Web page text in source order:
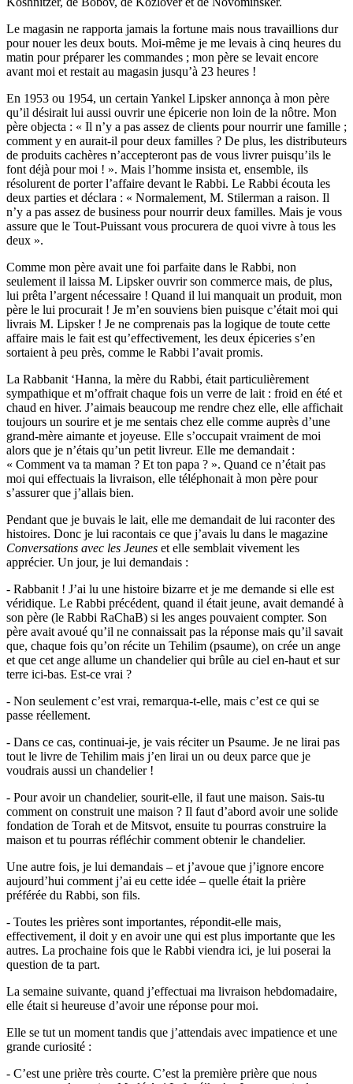
Le magasin ne rapporta jamais la fortune mais nous travaillions dur
pour nouer les deux bouts. Moi-même je me levais à cinq heures du
matin pour préparer les commandes ; mon père se levait encore
avant moi et restait au magasin jusqu’à 23 heures !
En 1953 ou 1954, un certain Yankel Lipsker annonça à mon père
qu’il désirait lui aussi ouvrir une épicerie non loin de la nôtre. Mon
père objecta : « Il n’y a pas assez de clients pour nourrir une famille ;
comment y en aurait-il pour deux familles ? De plus, les distributeurs
de produits cachères n’accepteront pas de vous livrer puisqu’ils le
font déjà pour moi ! ». Mais l’homme insista et, ensemble, ils
résolurent de porter l’affaire devant le Rabbi. Le Rabbi écouta les
deux parties et déclara : « Normalement, M. Stilerman a raison. Il
n’y a pas assez de business pour nourrir deux familles. Mais je vous
assure que le Tout-Puissant vous procurera de quoi vivre à tous les
deux ».
Comme mon père avait une foi parfaite dans le Rabbi, non
seulement il laissa M. Lipsker ouvrir son commerce mais, de plus,
lui prêta l’argent nécessaire ! Quand il lui manquait un produit, mon
père le lui procurait ! Je m’en souviens bien puisque c’était moi qui
livrais M. Lipsker ! Je ne comprenais pas la logique de toute cette
affaire mais le fait est qu’effectivement, les deux épiceries s’en
sortaient à peu près, comme le Rabbi l’avait promis.
La Rabbanit ‘Hanna, la mère du Rabbi, était particulièrement
sympathique et m’offrait chaque fois un verre de lait : froid en été et
chaud en hiver. J’aimais beaucoup me rendre chez elle, elle affichait
toujours un sourire et je me sentais chez elle comme auprès d’une
grand-mère aimante et joyeuse. Elle s’occupait vraiment de moi
alors que je n’étais qu’un petit livreur. Elle me demandait :
« Comment va ta maman ? Et ton papa ? ». Quand ce n’était pas
moi qui effectuais la livraison, elle téléphonait à mon père pour
s’assurer que j’allais bien.
Pendant que je buvais le lait, elle me demandait de lui raconter des
histoires. Donc je lui racontais ce que j’avais lu dans le magazine
Conversations avec les Jeunes et elle semblait vivement les
apprécier. Un jour, je lui demandais :
- Rabbanit ! J’ai lu une histoire bizarre et je me demande si elle est
véridique. Le Rabbi précédent, quand il était jeune, avait demandé à
son père (le Rabbi RaChaB) si les anges pouvaient compter. Son
père avait avoué qu’il ne connaissait pas la réponse mais qu’il savait
que, chaque fois qu’on récite un Tehilim (psaume), on crée un ange
et que cet ange allume un chandelier qui brûle au ciel en-haut et sur
terre ici-bas. Est-ce vrai ?
- Non seulement c’est vrai, remarqua-t-elle, mais c’est ce qui se
passe réellement.
- Dans ce cas, continuai-je, je vais réciter un Psaume. Je ne lirai pas
tout le livre de Tehilim mais j’en lirai un ou deux parce que je
voudrais aussi un chandelier !
- Pour avoir un chandelier, sourit-elle, il faut une maison. Sais-tu
comment on construit une maison ? Il faut d’abord avoir une solide
fondation de Torah et de Mitsvot, ensuite tu pourras construire la
maison et tu pourras réfléchir comment obtenir le chandelier.
Une autre fois, je lui demandais – et j’avoue que j’ignore encore
aujourd’hui comment j’ai eu cette idée – quelle était la prière
préférée du Rabbi, son fils.
- Toutes les prières sont importantes, répondit-elle mais,
effectivement, il doit y en avoir une qui est plus importante que les
autres. La prochaine fois que le Rabbi viendra ici, je lui poserai la
question de ta part.
La semaine suivante, quand j’effectuai ma livraison hebdomadaire,
elle était si heureuse d’avoir une réponse pour moi.
Elle se tut un moment tandis que j’attendais avec impatience et une
grande curiosité :
- C’est une prière très courte. C’est la première prière que nous